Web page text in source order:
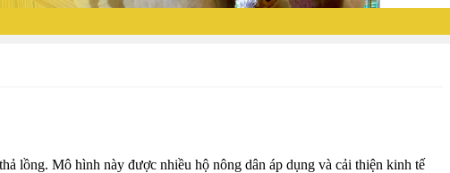
lồng. Mô hình này được nhiều hộ nông dân áp dụng và cải thiện kinh tế